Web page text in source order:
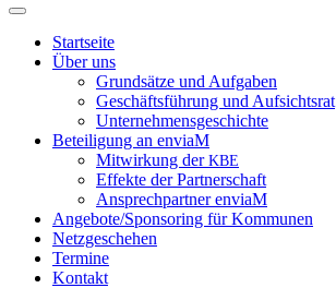
Start­seite
Über uns
Grund­sätze und Aufgaben
Geschäfts­führung und Aufsichtsrat
Unternehmensgeschichte
Beteili­gung an enviaM
Mitwirkung derKBE
Effek­te der Partnerschaft
Ansprech­part­ner enviaM
Angebote/Sponsoring für Kommunen
Net­zgeschehen
Ter­mine
Kon­takt